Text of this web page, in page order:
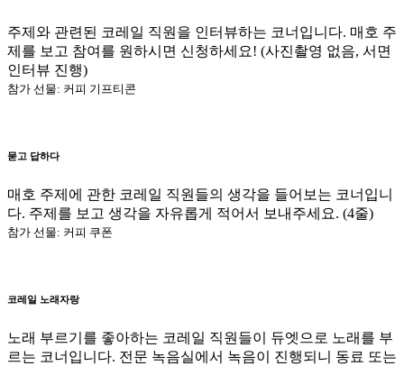
주제와 관련된 코레일 직원을 인터뷰하는 코너입니다. 매호 주
제를 보고 참여를 원하시면 신청하세요! (사진촬영 없음, 서면
인터뷰 진행)
참가 선물: 커피 기프티콘
묻고 답하다
매호 주제에 관한 코레일 직원들의 생각을 들어보는 코너입니
다. 주제를 보고 생각을 자유롭게 적어서 보내주세요. (4줄)
참가 선물: 커피 쿠폰
코레일 노래자랑
노래 부르기를 좋아하는 코레일 직원들이 듀엣으로 노래를 부
르는 코너입니다. 전문 녹음실에서 녹음이 진행되니 동료 또는